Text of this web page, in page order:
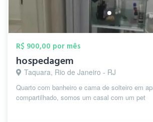
R$ 900,00 por mês
hospedagem
Taquara, Rio de Janeiro - RJ
Quarto com banheiro e cama de solteiro em
compartilhado, somos um casal com um pet